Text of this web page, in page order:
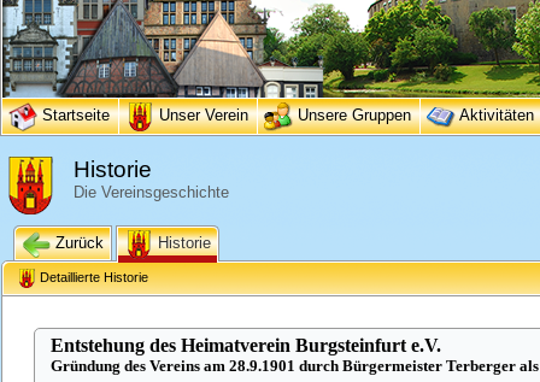
Startseite Unser Verein Unsere Gruppen Aktivitäten
Historie
Die Vereinsgeschichte
Zurück Historie
Detaillierte Historie
Entstehung des Heimatverein Burgsteinfurt e.V.
Gründung des Vereins am 28.9.1901 durch Bürgermeister Terberger